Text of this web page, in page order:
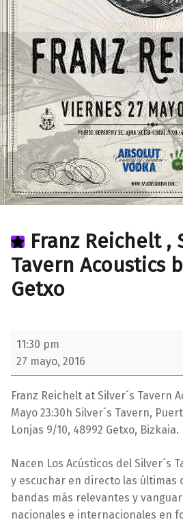
Franz Reichelt ,
Tavern Acoustics
Getxo
11:30 pm
27 mayo, 2016
Franz Reichelt at Silver´s Tavern
Mayo 23:30h Silver´s Tavern,
Lonjas 9/10, 48992 Getxo, Bizkaia.
Nacen Los Acústicos del Silver´s
y escuchar en directo las últimas
bandas más relevantes y
nacionales e internacionales en